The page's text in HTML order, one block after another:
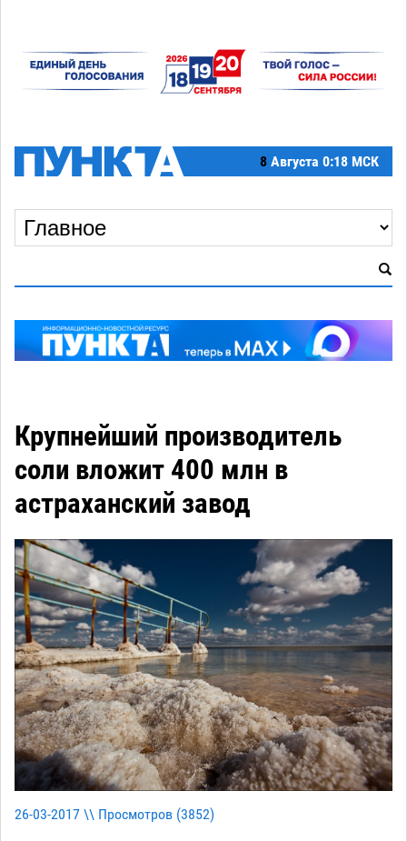
8 Августа 0:18 МСК
Крупнейший производитель
соли вложит 400 млн в
астраханский завод
26-03-2017 \\ Просмотров (3852)